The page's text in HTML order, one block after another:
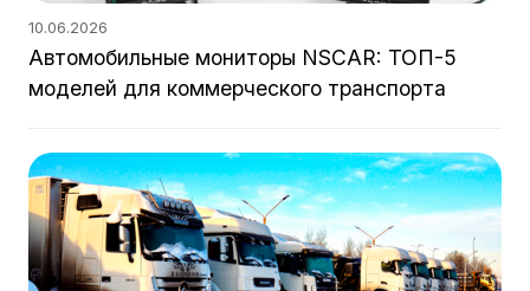
10.06.2026
Автомобильные мониторы NSCAR: ТОП-5
моделей для коммерческого транспорта